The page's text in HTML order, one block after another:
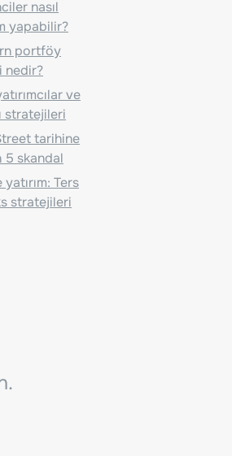
nasıl
yapabilir?
portföy
nedir?
ve
stratejileri
tarihine
5 skandal
Ters
stratejileri